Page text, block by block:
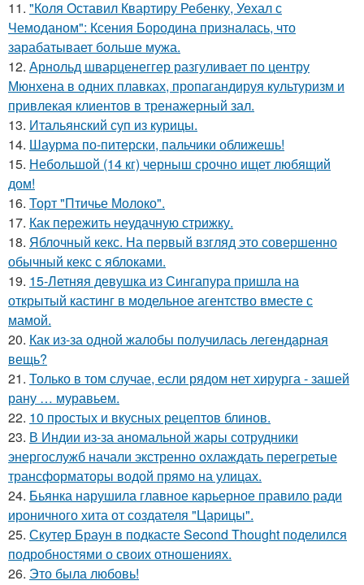
11. "Коля Оставил Квартиру Ребенку, Уехал с
Чемоданом": Ксения Бородина призналась, что
зарабатывает больше мужа.
12. Арнольд шварценеггер разгуливает по центру
Мюнхена в одних плавках, пропагандируя культуризм и
привлекая клиентов в тренажерный зал.
13. Итальянский суп из курицы.
14. Шаурма по-питерски, пальчики оближешь!
15. Небольшой (14 кг) черныш срочно ищет любящий
дом!
16. Торт "Птичье Молоко".
17. Как пережить неудачную стрижку.
18. Яблочный кекс. На первый взгляд это совершенно
обычный кекс с яблоками.
19. 15-Летняя девушка из Сингапура пришла на
открытый кастинг в модельное агентство вместе с
мамой.
20. Как из-за одной жалобы получилась легендарная
вещь?
21. Только в том случае, если рядом нет хирурга - зашей
рану … муравьем.
22. 10 простых и вкусных рецептов блинов.
23. В Индии из-за аномальной жары сотрудники
энергослужб начали экстренно охлаждать перегретые
трансформаторы водой прямо на улицах.
24. Бьянка нарушила главное карьерное правило ради
ироничного хита от создателя "Царицы".
25. Скутер Браун в подкасте Second Thought поделился
подробностями о своих отношениях.
26. Это была любовь!